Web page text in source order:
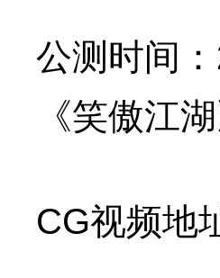
公测时间
《笑傲江
CG视频地